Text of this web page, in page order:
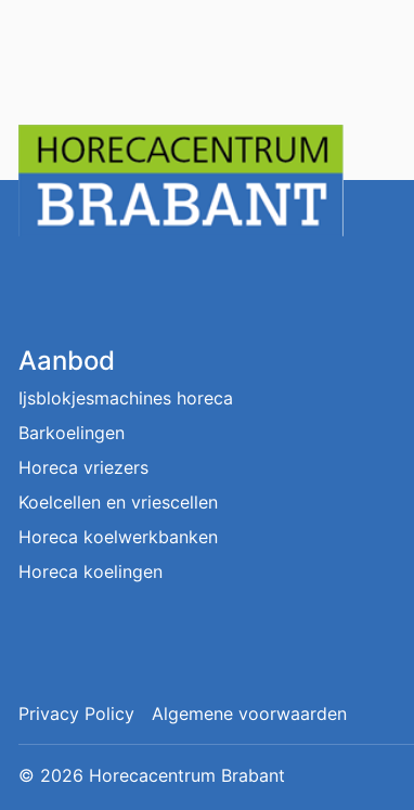
Aanbod
Ijsblokjesmachines horeca
Barkoelingen
Horeca vriezers
Koelcellen en vriescellen
Horeca koelwerkbanken
Horeca koelingen
Privacy Policy Algemene voorwaarden
© 2026 Horecacentrum Brabant